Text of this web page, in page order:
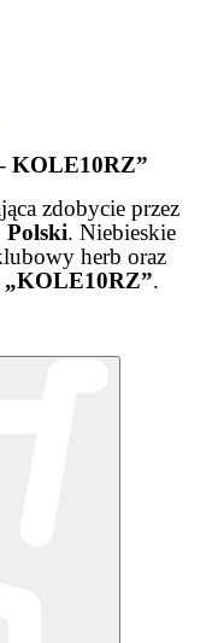
KOLE10RZ”
zdobycie przez
Polski. Niebieskie
herb oraz
„KOLE10RZ”.